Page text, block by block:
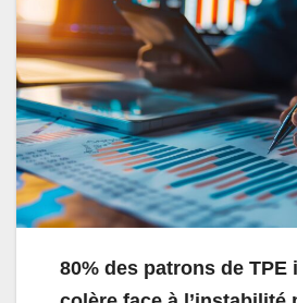
80% des patrons de TPE